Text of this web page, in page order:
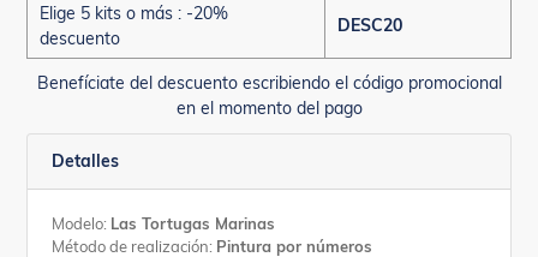
Elige 5 kits o más : -20%
descuento
DESC20
Benefíciate del descuento escribiendo el código promocional
en el momento del pago
Detalles
Modelo: Las Tortugas Marinas
Método de realización: Pintura por números